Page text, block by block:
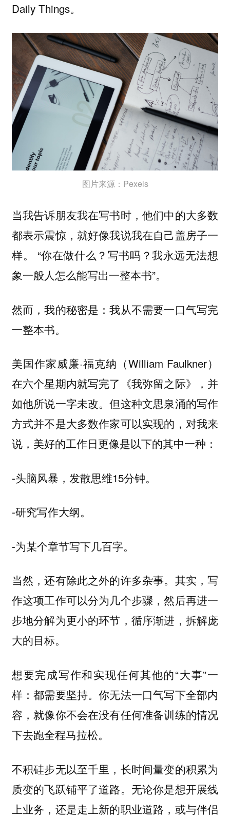
Daily Things。
图片来源：Pexels
当我告诉朋友我在写书时，他们中的大多数
都表示震惊，就好像我说我在自己盖房子一
样。 “你在做什么？写书吗？我永远无法想
象一般人怎么能写出一整本书”。
然而，我的秘密是：我从不需要一口气写完
一整本书。
美国作家威廉·福克纳（William Faulkner）
在六个星期内就写完了《我弥留之际》，并
如他所说一字未改。但这种文思泉涌的写作
方式并不是大多数作家可以实现的，对我来
说，美好的工作日更像是以下的其中一种：
-头脑风暴，发散思维15分钟。
-研究写作大纲。
-为某个章节写下几百字。
当然，还有除此之外的许多杂事。其实，写
作这项工作可以分为几个步骤，然后再进一
步地分解为更小的环节，循序渐进，拆解庞
大的目标。
想要完成写作和实现任何其他的“大事”一
样：都需要坚持。你无法一口气写下全部内
容，就像你不会在没有任何准备训练的情况
下去跑全程马拉松。
不积硅步无以至千里，长时间量变的积累为
质变的飞跃铺平了道路。无论你是想开展线
上业务，还是走上新的职业道路，或与伴侣